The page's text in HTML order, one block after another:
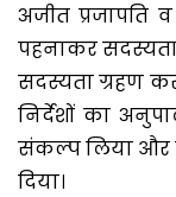
अजीत प्रजापति
पहनाकर सदस्यता
सदस्यता ग्रहण
निर्देशों का
संकल्प लिया और
दिया।